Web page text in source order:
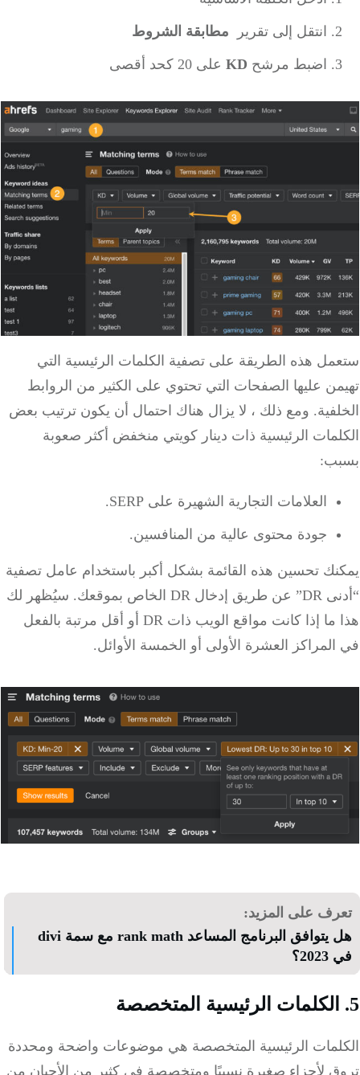
انتقل إلى تقرير مطابقة الشروط
اضبط مرشحKDعلى 20 كحد أقصى
هذه الطريقة على تصفية الكلمات الرئيسية التي
عليها الصفحات التي تحتوي على الكثير من الروابط
ومع ذلك ، لا يزال هناك احتمال أن يكون ترتيب بعض
الرئيسية ذات دينار كويتي منخفض أكثر صعوبة
العلامات التجارية الشهيرة على SERP.
جودة محتوى عالية من المنافسين.
تحسين هذه القائمة بشكل أكبر باستخدام عامل تصفية
“أدنى DR” عن طريق إدخال DR الخاص بموقعك. سيُظهر لك
هذا ما إذا كانت مواقع الويب ذات DR أو أقل مرتبة بالفعل
العشرة الأولى أو الخمسة الأوائل.
على المزيد:
هل يتوافق البرنامج المساعد rank math مع سمة divi
الرئيسية المتخصصة هي موضوعات واضحة ومحددة
لأجزاء صغيرة نسبيًا ومتخصصة في كثير من الأحيان من